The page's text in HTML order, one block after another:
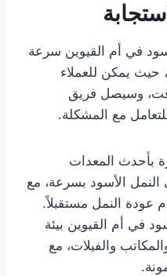
في أم القيوين سرعة
حيث يمكن للعملاء
وسيصل فريق
مع المشكلة.
بأحدث المعدات
النمل الأسود بسرعة، مع
عودة النمل مستقبلاً.
في أم القيوين بيئة
والفيلات، مع